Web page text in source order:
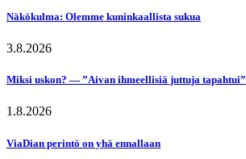
Näkökulma: Olemme kuninkaallista sukua
3.8.2026
Miksi uskon? — ”Aivan ihmeellisiä juttuja tapahtui”
1.8.2026
ViaDian perintö on yhä ennallaan